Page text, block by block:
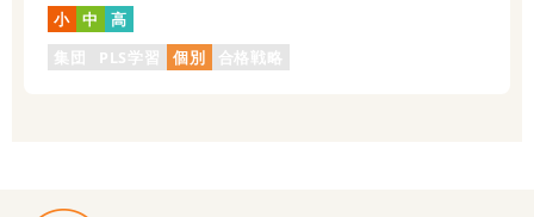
小 中
高
集団
PLS学習 個別 合格戦略